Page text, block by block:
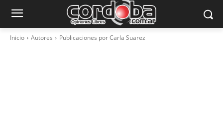
Inicio Autores Publicaciones por Carla Suarez